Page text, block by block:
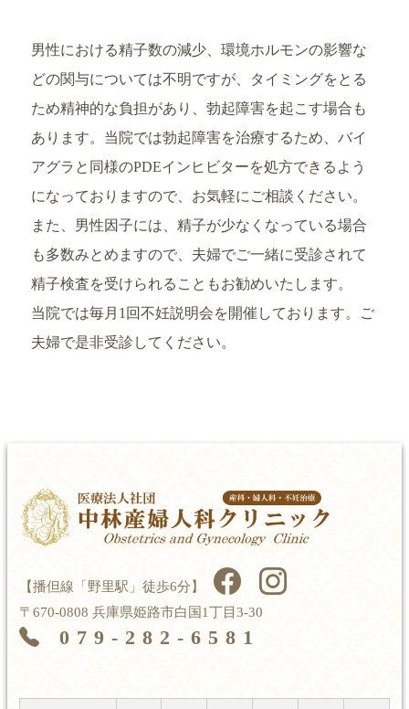
男性における精子数の減少、環境ホルモンの影響な
どの関与については不明ですが、タイミングをとる
ため精神的な負担があり、勃起障害を起こす場合も
あります。当院では勃起障害を治療するため、バイ
アグラと同様のPDEインヒビターを処方できるよう
になっておりますので、お気軽にご相談ください。
また、男性因子には、精子が少なくなっている場合
も多数みとめますので、夫婦でご一緒に受診されて
精子検査を受けられることもお勧めいたします。
当院では毎月1回不妊説明会を開催しております。ご
夫婦で是非受診してください。
【播但線「野里駅」徒歩6分】
〒670-0808 兵庫県姫路市白国1丁目3-30
079-282-6581